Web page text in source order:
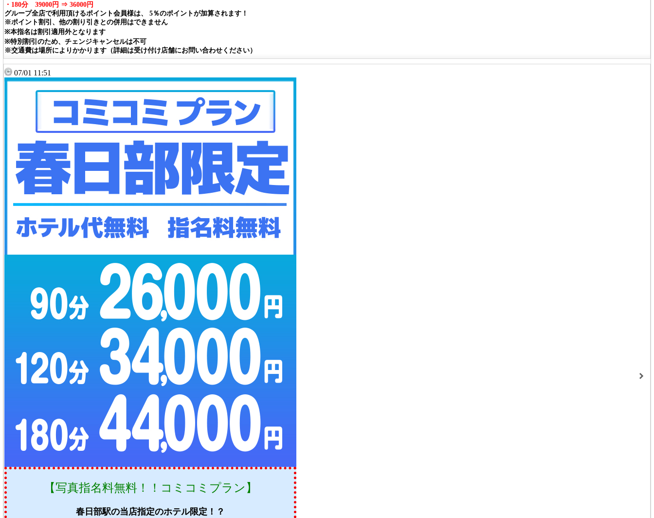
・180分 39000円 ⇒ 36000円
グループ全店で利用頂けるポイント会員様は、 5％のポイントが加算されます！
※ポイント割引、他の割り引きとの併用はできません
※本指名は割引適用外となります
※特別割引のため、チェンジキャンセルは不可
※交通費は場所によりかかります（詳細は受け付け店舗にお問い合わせください）
07/01 11:51
【写真指名料無料！！コミコミプラン】
春日部駅の当店指定のホテル限定！？